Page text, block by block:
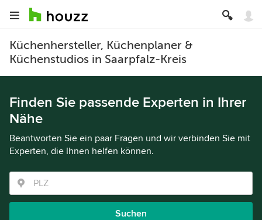
Küchenhersteller, Küchenplaner &
Küchenstudios in Saarpfalz-Kreis
Finden Sie passende Experten in Ihrer
Nähe
Beantworten Sie ein paar Fragen und wir verbinden Sie mit
Experten, die Ihnen helfen können.
Suchen